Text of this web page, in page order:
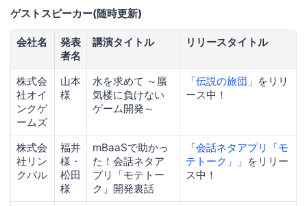
ゲストスピーカー(随時更新)
会社名
発表
者名
講演タイトル リリースタイトル
株式会
社オイ
ンクゲ
ームズ
山本
様
水を求めて ～蜃
気楼に負けない
ゲーム開発～
「伝説の旅団 」をリリ
ース中！
株式会
社リン
クバル
福井
様・
松田
様
mBaaSで助かっ
た！会話ネタア
プリ「モテトー
ク」開発裏話
「会話ネタアプリ「モ
テトーク」
」をリリー
ス中！